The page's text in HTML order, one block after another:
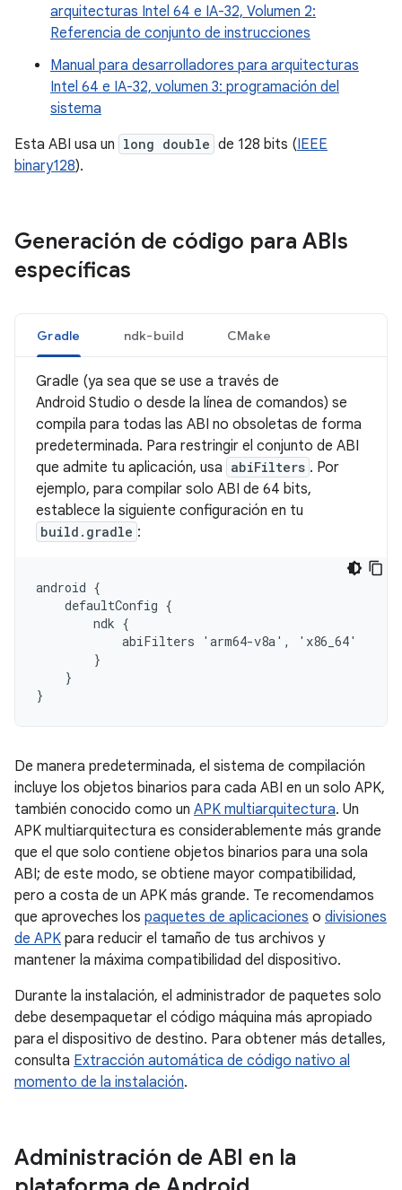
arquitecturas Intel 64 e IA-32, Volumen 2:
Referencia de conjunto de instrucciones
Manual para desarrolladores para arquitecturas
Intel 64 e IA-32, volumen 3: programación del
sistema
Esta ABI usa un long double de 128 bits (IEEE
binary128).
Generación de código para ABIs
específicas
Gradle ndk-build CMake
Gradle (ya sea que se use a través de
Android Studio o desde la línea de comandos) se
compila para todas las ABI no obsoletas de forma
predeterminada. Para restringir el conjunto de ABI
que admite tu aplicación, usa abiFilters . Por
ejemplo, para compilar solo ABI de 64 bits,
establece la siguiente configuración en tu
build.gradle :
android {
    defaultConfig {
        ndk {
            abiFilters 'arm64-v8a', 'x86_64'
        }
    }
De manera predeterminada, el sistema de compilación
incluye los objetos binarios para cada ABI en un solo APK,
también conocido como un APK multiarquitectura. Un
APK multiarquitectura es considerablemente más grande
que el que solo contiene objetos binarios para una sola
ABI; de este modo, se obtiene mayor compatibilidad,
pero a costa de un APK más grande. Te recomendamos
que aproveches los paquetes de aplicaciones o divisiones
de APK para reducir el tamaño de tus archivos y
mantener la máxima compatibilidad del dispositivo.
Durante la instalación, el administrador de paquetes solo
debe desempaquetar el código máquina más apropiado
para el dispositivo de destino. Para obtener más detalles,
consulta Extracción automática de código nativo al
momento de la instalación.
Administración de ABI en la